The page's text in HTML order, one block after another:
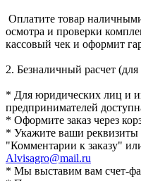
Оплатите товар
осмотра и проверки
кассовый чек и оформит
2. Безналичный расчет
* Для юридических лиц и
предпринимателей
* Оформите заказ через
* Укажите ваши реквизиты
"Комментарии к заказу"
Alvisagro@mail.ru
* Мы выставим вам счет-